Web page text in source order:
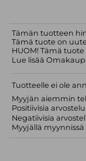
Tämän tuotteen
Tämä tuote on
HUOM! Tämä
Lue lisää
Tuotteelle ei ole
Myyjän aiemmin
Positiivisia
Negatiivisia
Myyjällä